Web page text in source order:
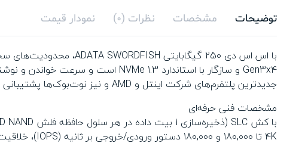
توضیحات مشخصات نظرات (0) نمودار قیمت
جدیدترین پلتفرم‌های شرکت اینتل و AMD و نیز نوت‌بوک‌ها پشتیبانی می‌کند.
مشخصات فنی حرفه‌ای
4K تا 180,000 و 180,000 دستور ورودی/خروجی بر ثانیه (IOPS)، خلاقیت خود را سریع‌تر به صفحه نمایش انتقال دهید.